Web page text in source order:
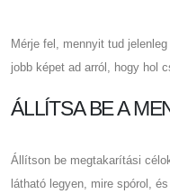
Mérje fel, mennyit tud
jobb képet ad arról, hogy hol
ÁLLÍTSA BE A
Állítson be megtakarítási
látható legyen, mire spórol,